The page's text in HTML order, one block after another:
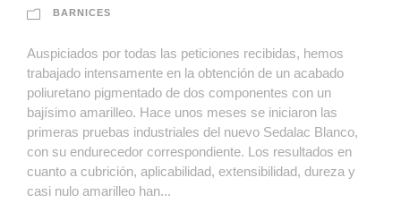
BARNICES
Auspiciados por todas las peticiones recibidas, hemos
trabajado intensamente en la obtención de un acabado
poliuretano pigmentado de dos componentes con un
bajísimo amarilleo. Hace unos meses se iniciaron las
primeras pruebas industriales del nuevo Sedalac Blanco,
con su endurecedor correspondiente. Los resultados en
cuanto a cubrición, aplicabilidad, extensibilidad, dureza y
casi nulo amarilleo han...